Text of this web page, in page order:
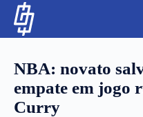
NBA: novato
empate em jogo
Curry